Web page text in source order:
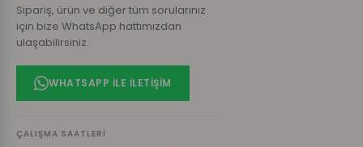
Sipariş, ürün ve diğer tüm sorularınız
için bize WhatsApp hattımızdan
ulaşabilirsiniz.
WHATSAPP ILE İLETIŞIM
ÇALIŞMA SAATLERI